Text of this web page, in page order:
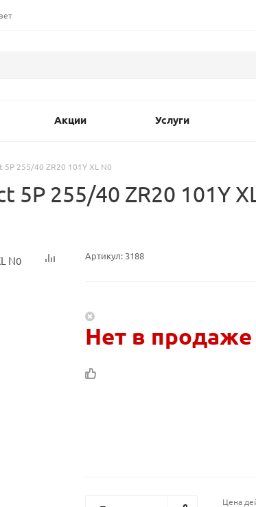
Акции Услуги
255/40 ZR20 101Y XL N0
255/40 ZR20 101Y
Артикул: 3188
Нет в продаже
Цена